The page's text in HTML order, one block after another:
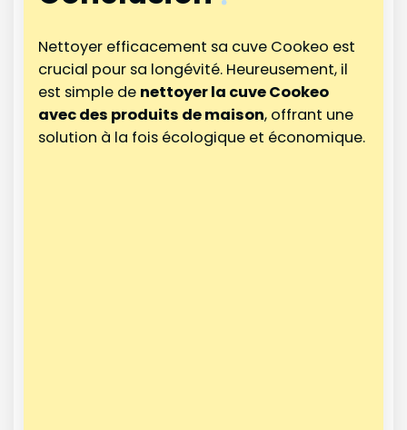
Nettoyer efficacement sa cuve Cookeo est
crucial pour sa longévité. Heureusement, il
est simple de nettoyer la cuve Cookeo
avec des produits de maison, offrant une
solution à la fois écologique et économique.